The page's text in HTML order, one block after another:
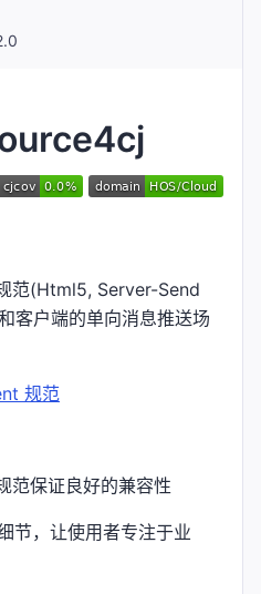
范(Html5, Server-Send
客户端的单向消息推送场
规范
范保证良好的兼容性
节，让使用者专注于业